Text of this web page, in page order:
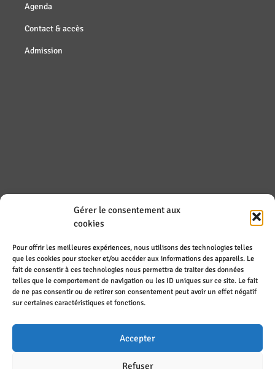
Gérer le consentement aux
cookies
Pour offrir les meilleures expériences, nous utilisons des technologies telles
que les cookies pour stocker et/ou accéder aux informations des appareils. Le
fait de consentir à ces technologies nous permettra de traiter des données
telles que le comportement de navigation ou les ID uniques sur ce site. Le fait
de ne pas consentir ou de retirer son consentement peut avoir un effet négatif
sur certaines caractéristiques et fonctions.
Accepter
Refuser
Agenda
Contact & accès
Admission
REJOIGNEZ-NOUS SUR LES RÉSEAUX